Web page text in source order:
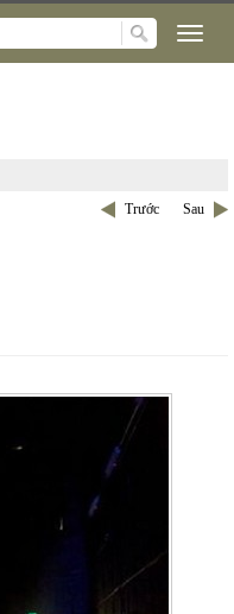
Trước Sau